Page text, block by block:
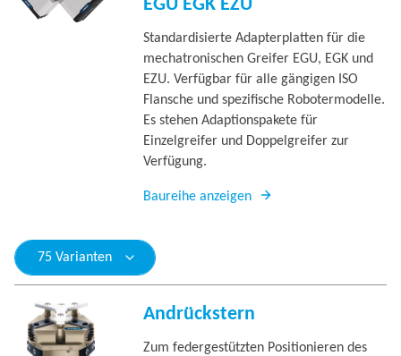
EGU EGK EZU
Standardisierte Adapterplatten für die
mechatronischen Greifer EGU, EGK und
EZU. Verfügbar für alle gängigen ISO
Flansche und spezifische Robotermodelle.
Es stehen Adaptionspakete für
Einzelgreifer und Doppelgreifer zur
Verfügung.
Baureihe anzeigen
75 Varianten
Andrückstern
Zum federgestützten Positionieren des